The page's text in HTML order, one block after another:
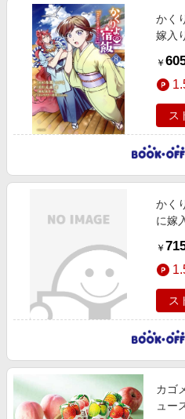
かく
嫁入
￥
ス
かく
に嫁
￥
ス
カゴ
ュー